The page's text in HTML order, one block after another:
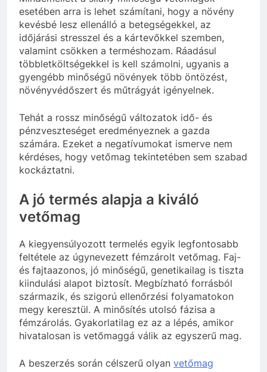
esetében arra is lehet számítani, hogy a növény
kevésbé lesz ellenálló a betegségekkel, az
időjárási stresszel és a kártevőkkel szemben,
valamint csökken a terméshozam. Ráadásul
többletköltségekkel is kell számolni, ugyanis a
gyengébb minőségű növények több öntözést,
növényvédőszert és műtrágyát igényelnek.
Tehát a rossz minőségű változatok idő- és
pénzveszteséget eredményeznek a gazda
számára. Ezeket a negatívumokat ismerve nem
kérdéses, hogy vetőmag tekintetében sem szabad
kockáztatni.
A jó termés alapja a kiváló
vetőmag
A kiegyensúlyozott termelés egyik legfontosabb
feltétele az úgynevezett fémzárolt vetőmag. Faj-
és fajtaazonos, jó minőségű, genetikailag is tiszta
kiindulási alapot biztosít. Megbízható forrásból
származik, és szigorú ellenőrzési folyamatokon
megy keresztül. A minősítés utolsó fázisa a
fémzárolás. Gyakorlatilag ez az a lépés, amikor
hivatalosan is vetőmaggá válik az egyszerű mag.
A beszerzés során célszerű olyan vetőmag